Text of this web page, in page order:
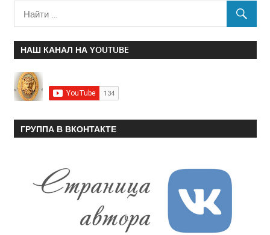
НАШ КАНАЛ НА YOUTUBE
ГРУППА В ВКОНТАКТЕ